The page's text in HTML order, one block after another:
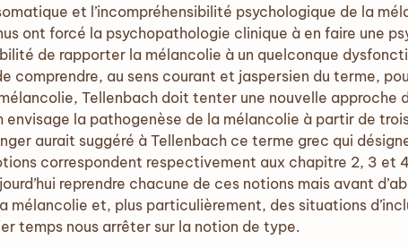
et l’incompréhensibilité psychologique de la
ont forcé la psychopathologie clinique à en faire une
de rapporter la mélancolie à un quelconque
comprendre, au sens courant et jaspersien du terme,
Tellenbach doit tenter une nouvelle approche
la pathogenèse de la mélancolie à partir de
aurait suggéré à Tellenbach ce terme grec qui
correspondent respectivement aux chapitre 2, 3 et 4
reprendre chacune de ces notions mais avant
mélancolie et, plus particulièrement, des situations
temps nous arrêter sur la notion de type.